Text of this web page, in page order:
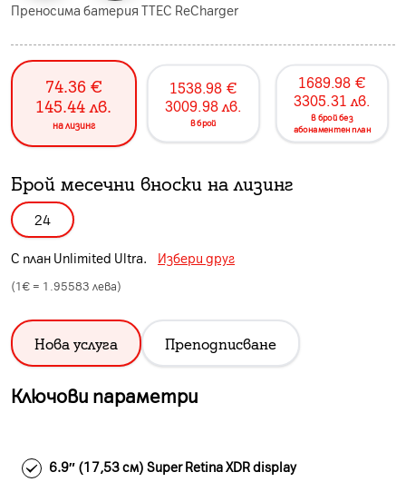
Преносима батерия TTEC ReCharger
74.36 €
145.44 лв.
на лизинг
1538.98 €
3009.98 лв.
в брой
1689.98 €
3305.31 лв.
в брой без
абонаментен план
Брой месечни вноски на лизинг
24
С план Unlimited Ultra. Избери друг
(1€ = 1.95583 лева)
Нова услуга Преподписване
Ключови параметри
6.9″ (17,53 см) Super Retina XDR display